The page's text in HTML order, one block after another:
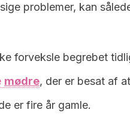
problemer, kan
forveksle begrebet
mødre, der er besat af
er fire år gamle.